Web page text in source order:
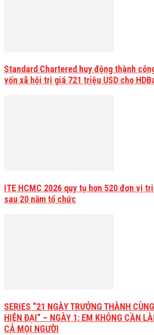
Standard Chartered huy động thành
vốn xã hội trị giá 721 triệu USD cho
ITE HCMC 2026 quy tụ hơn 520 đơn vị
sau 20 năm tổ chức
SERIES “21 NGÀY TRƯỞNG THÀNH
HIỆN ĐẠI” – NGÀY 1: EM KHÔNG CẦN
CẢ MỌI NGƯỜI